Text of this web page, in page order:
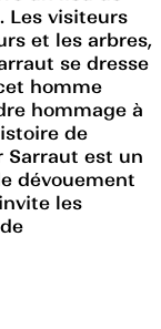
Les visiteurs
et les arbres,
se dresse
homme
hommage à
de
Sarraut est un
dévouement
les